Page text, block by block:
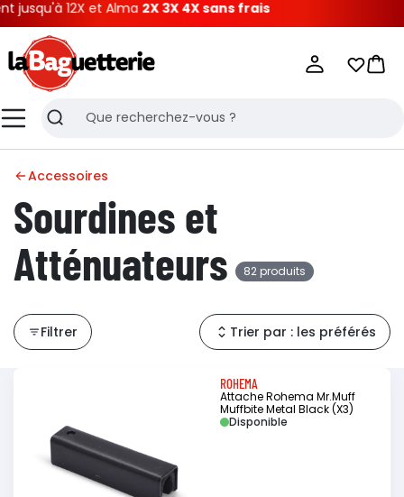
et Alma2X 3X 4X sans frais
MenuRecherche
Mes
Accessoires
Sourdines et
Atténuateurs
82 produits
Filtrer Trier par : les préférés
ROHEMA
Attache Rohema Mr.Muff
Muffbite Metal Black (X3)
Disponible